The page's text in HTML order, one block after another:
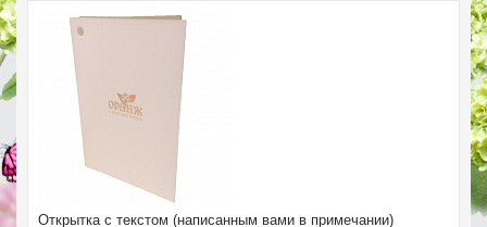
Открытка с текстом (написанным вами в примечании)